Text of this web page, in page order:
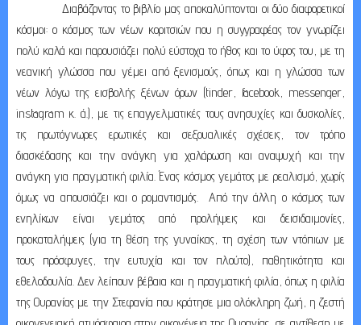
Διαβάζοντας το βιβλίο μας αποκαλύπτονται οι δύο διαφορετικοί
κόσμοι: ο κόσμος των νέων κοριτσιών που η συγγραφέας τον γνωρίζει
πολύ καλά και παρουσιάζει πολύ εύστοχα το ήθος και το ύφος του, με τη
νεανική γλώσσα που γέμει από ξενισμούς, όπως και η γλώσσα των
νέων λόγω της εισβολής ξένων όρων (tinder, facebook, messenger,
instagram κ. ά.), με τις επαγγελματικές τους ανησυχίες και δυσκολίες,
τις πρωτόγνωρες ερωτικές και σεξουαλικές σχέσεις, τον τρόπο
διασκέδασης και την ανάγκη για χαλάρωση και αναψυχή και την
ανάγκη για πραγματική φιλία. Ένας κόσμος γεμάτος με ρεαλισμό, χωρίς
όμως να απουσιάζει και ο ρομαντισμός. Από την άλλη ο κόσμος των
ενηλίκων είναι γεμάτος από προλήψεις και δεισιδαιμονίες,
προκαταλήψεις (για τη θέση της γυναίκας, τη σχέση των ντόπιων με
τους πρόσφυγες, την ευτυχία και τον πλούτο), παθητικότητα και
εθελοδουλία. Δεν λείπουν βέβαια και η πραγματική φιλία, όπως η φιλία
της Ουρανίας με την Στεφανία που κράτησε μια ολόκληρη ζωή, η ζεστή